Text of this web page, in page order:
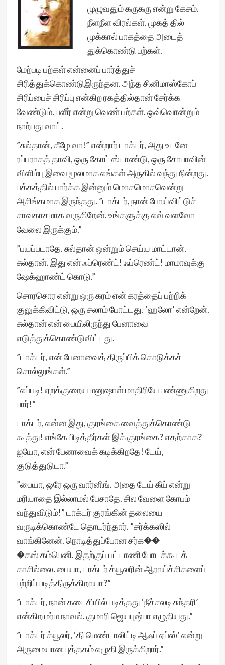
முழுவதும் கருகரு என்று கேசம்.
நீளநீள விரல்கள். முகத் தில்
முக்கால் பாகத்தை அடைத்
துக்கொண்டு பற்கள்.
மேற்படி பற்கள் என்னைப் பார்த்துச்
சிரித்துக்கொண்டுஇருந்தன. அந்த சினிமாஸ்கோப்
சிரிப்பைச் சிரிப்பு என்கிற ரகத்தில்தான் சேர்க்க
வேண்டும். பளீர் என்று வெண் பற்கள். ஒவ்வொன்றும்
நாற்பது வாட்.
”சுல்தான், கீழே வா!” என்றார் டாக்டர், அது உடனே
ரப்பராகத் தாவி, ஒரு கோட் ஸ்டாண்டு, ஒரு சோபாவின்
விளிம்பு இவை மூலமாக எங்கள் அருகில் வந்து நின்றது.
பக்கத்தில் பார்க்க இன்னும் மொசமொசவென்று
அசிங்கமாக இருந்தது. ”டாக்டர், நான் போய்விட்டுச்
சாவகாசமாக வருகிறேன். உங்களுக்கு எவ் வளவோ
வேலை இருக்கும்.”
”பயப்படாதே. சுல்தான் ஒன்றும் செய்ய மாட்டான்.
சுல்தான். இது என் ஃப்ரெண்ட்! ஃப்ரெண்ட்! மாமாவுக்கு
ஷேக்ஹாண்ட் கொடு.”
சொரசொர என்று ஒரு கரம் என் கரத்தைப் பற்றிக்
குலுக்கிவிட்டு, ஒரு சலாம் போட்டது. ‘ஹலோ’ என்றேன்.
சுல்தான் என் பையிலிருந்து பேனாவை
எடுத்துக்கொண்டுவிட்டது.
”டாக்டர், என் பேனாவைத் திருப்பிக் கொடுக்கச்
சொல்லுங்கள்.”
”எப்படி! ஏறக்குறைய மனுஷாள் மாதிரியே பண்ணுகிறது
பார்!”
டாக்டர், என்ன இது, குரங்கை வைத்துக்கொண்டு
கூத்து! எங்கே பிடித்தீர்கள் இக் குரங்கை? எதற்காக?
ஐயோ, என் பேனாவைக் கடிக்கிறதே! டேய்,
குடுத்துடுடா.”
”பையா, ஒரே ஒரு வார்னிங். அதை டேய் கீய் என்று
மரியாதை இல்லாமல் பேசாதே. சில வேளை கோபம்
வந்துவிடும்!” டாக்டர் குரங்கின் தலையை
வருடிக்கொண்டே தொடர்ந்தார். ”சர்க்கஸில்
வாங்கினேன். நொடித்துப்போன சர்க��
�கஸ் கம்பெனி. இதற்குப் பட்டாணி போடக்கூடக்
காசில்லை. பையா, டாக்டர் க்யூலரின் ஆராய்ச்சிகளைப்
பற்றிப் படித்திருக்கிறாயா?”
”டாக்டர், நான் கடைசியில் படித்தது ‘நீச்சலடி சுந்தரி’
என்கிற மர்ம நாவல். குமாரி ஜெயபுஷ்பா எழுதியது.”
”டாக்டர் க்யூலர், ‘தி மெண்டாலிட்டி ஆஃப் ஏப்ஸ்’ என்று
அருமையான புத்தகம் எழுதி இருக்கிறார்.”